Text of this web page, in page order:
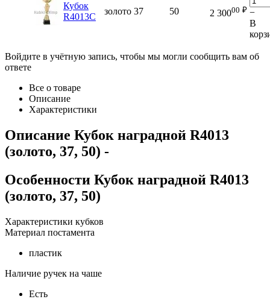
Кубок
R4013C
золото 37 50 2 30000 ₽ −
В
Войдите в учётную запись, чтобы мы могли сообщить вам об
ответе
Все о товаре
Описание
Характеристики
Описание Кубок наградной R4013
(золото, 37, 50) -
Особенности Кубок наградной R4013
(золото, 37, 50)
Характеристики кубков
Материал постамента
пластик
Наличие ручек на чаше
Есть